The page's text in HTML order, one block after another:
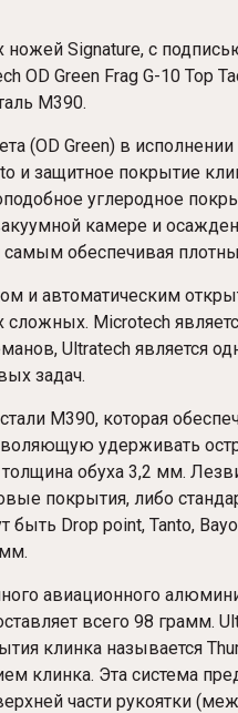
Signature, с
Green Frag G-10 Top
M390.
(OD Green) в
защитное покрытие
углеродное
камере и
обеспечивая
и автоматическим
сложных. Microtech
Ultratech является
задач.
M390, которая
удерживать
обуха 3,2 мм.
покрытия, либо
Drop point, Tanto,
авиационного
всего 98 грамм.
клинка называется
клинка. Эта система
части рукоятки